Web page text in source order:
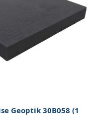
Geoptik 30B058 (1